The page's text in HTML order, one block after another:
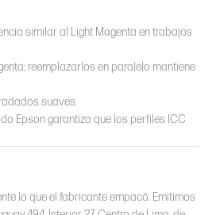
similar al Light Magenta en trabajos
reemplazarlos en paralelo mantiene
suaves.
Epson garantiza que los perfiles ICC
lo que el fabricante empacó. Emitimos